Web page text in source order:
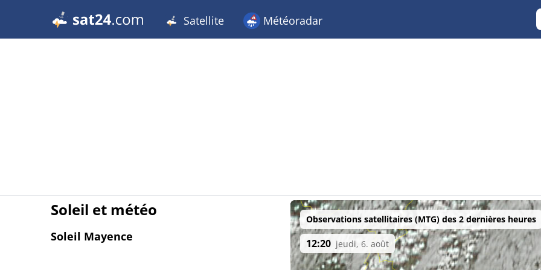
Satellite Météoradar
Soleil et météo
Soleil Mayence
Observations satellitaires (MTG) des 2 dernières heures
12:20 jeudi, 6. août